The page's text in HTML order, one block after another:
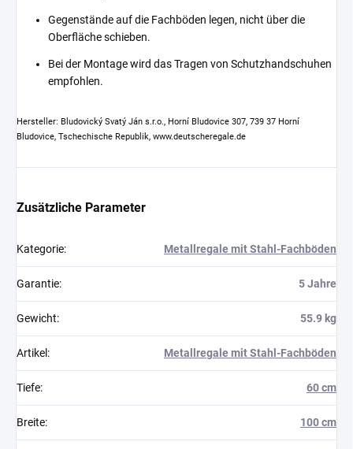
Gegenstände auf die Fachböden legen, nicht über die
Oberfläche schieben.
Bei der Montage wird das Tragen von Schutzhandschuhen
empfohlen.
Hersteller: Bludovický Svatý Ján s.r.o., Horní Bludovice 307, 739 37 Horní
Bludovice, Tschechische Republik, www.deutscheregale.de
Zusätzliche Parameter
Kategorie: Metallregale mit Stahl-Fachböden
Garantie: 5 Jahre
Gewicht: 55.9 kg
Artikel : Metallregale mit Stahl-Fachböden
Tiefe: 60 cm
Breite: 100 cm